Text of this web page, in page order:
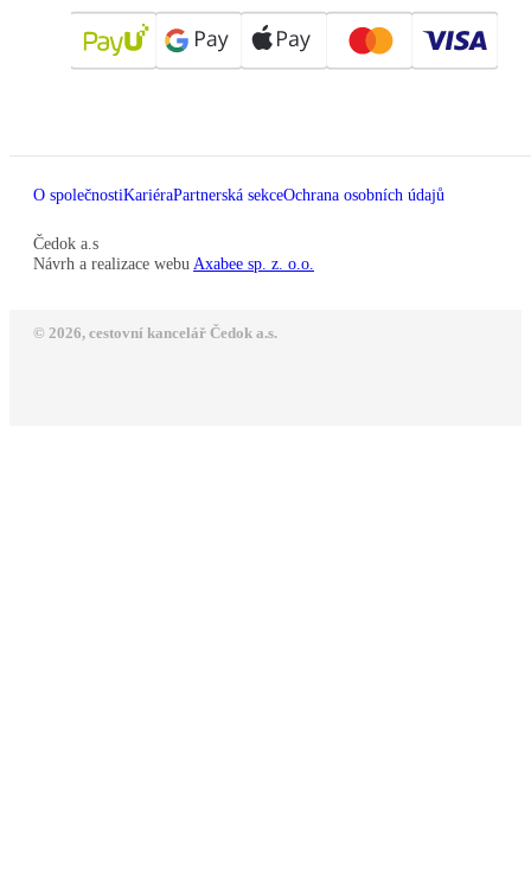
O společnostiKariéraPartnerská sekceOchrana osobních údajů
Čedok a.s
Návrh a realizace webu Axabee sp. z. o.o.
© 2026, cestovní kancelář Čedok a.s.